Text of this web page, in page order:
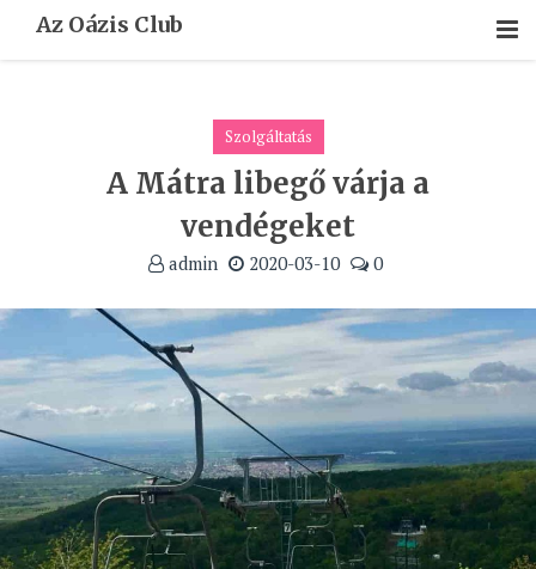
Az Oázis Club
Szolgáltatás
A Mátra libegő várja a
vendégeket
admin 2020-03-10 0